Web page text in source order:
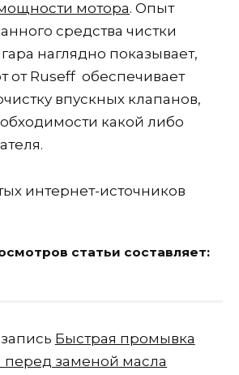
мотора. Опыт
средства чистки
наглядно показывает,
от Ruseff обеспечивает
впускных клапанов,
какой либо
интернет-источников
статьи составляет:
Быстрая промывка
перед заменой масла